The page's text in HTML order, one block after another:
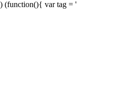
) (function(){ var tag = '